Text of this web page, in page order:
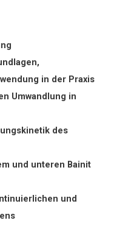
in der Praxis
Umwandlung in
des
und unteren Bainit
und